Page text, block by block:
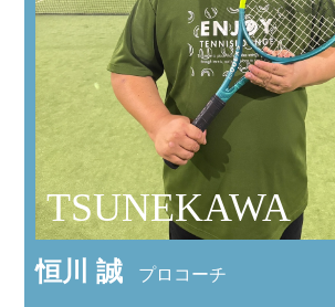
TSUNEKAWA
恒川 誠 プロコーチ